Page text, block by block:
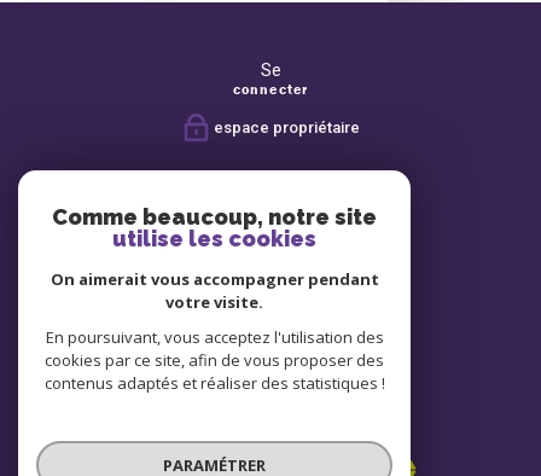
Se
connecter
espace propriétaire
Avis
Comme beaucoup, notre site
utilise les cookies
On aimerait vous accompagner pendant
votre visite.
En poursuivant, vous acceptez l'utilisation des
cookies par ce site, afin de vous proposer des
contenus adaptés et réaliser des statistiques !
PARAMÉTRER